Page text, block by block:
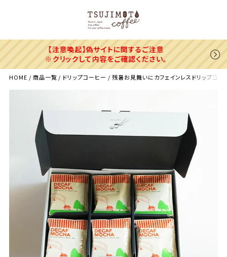
6,300円(税込)以上のお買い上げで「送料無料」
※北海道・沖縄県・海外へのお届けは追加料金がかかります。
HOME 商品一覧 ドリップコーヒー 残暑お見舞いにカフェインレスドリップコ